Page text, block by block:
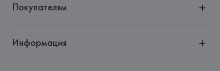
Покупателям
Информация